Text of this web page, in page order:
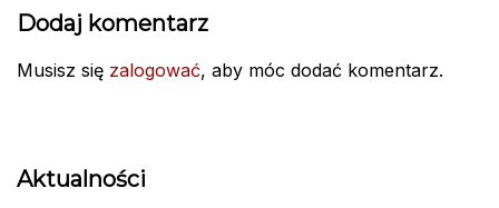
Dodaj komentarz
Musisz się zalogować, aby móc dodać komentarz.
Aktualności